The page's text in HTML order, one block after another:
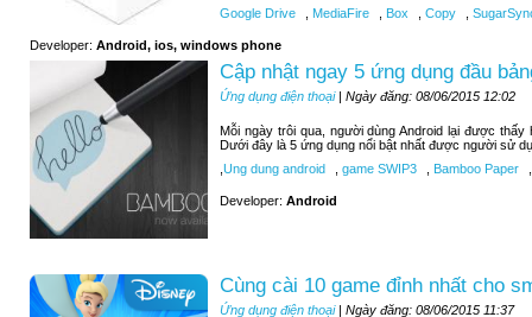
Google Drive
MediaFire Box Copy
Developer: Android, ios, windows phone
Cập nhật ngay 5 ứng dụng đầu
Ứng dụng điện thoại| Ngày đăng: 08/06/2015 12:02
Mỗi ngày trôi qua, người dùng Android lại được
Dưới đây là 5 ứng dụng nổi bật nhất được người sử
Ung dung android game SWIP3 Bamboo Paper
Developer: Android
Cùng cài 10 game đỉnh nhất cho
Ứng dụng điện thoại| Ngày đăng: 08/06/2015 11:37